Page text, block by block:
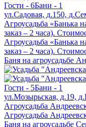
Гости - 6Бани - 1
ул.Садовая, д.150,
Агроусадьба «Банька
заказ – 2 часа).
Агроусадьба «Банька
заказ – 2 часа).
Баня на агроусадьбе
Гости - 5Бани - 1
ул.Мозырьская, д.19,
Агроусадьба
Агроусадьба
Баня на агроусадьбе